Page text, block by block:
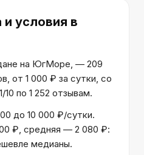
условия в
на ЮгМоре, — 209
от 1 000 ₽ за сутки, со
по 1 252 отзывам.
до 10 000 ₽/сутки.
₽, средняя — 2 080 ₽:
медианы.